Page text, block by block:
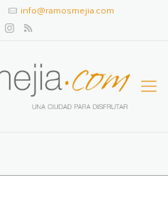
info@ramosmejia.com